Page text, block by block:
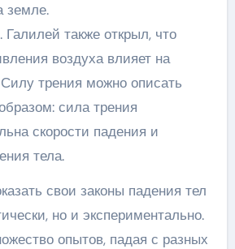
земле.
Галилей также открыл, что
воздуха влияет на
трения можно описать
сила трения
скорости падения и
тела.
свои законы падения тел
но и экспериментально.
опытов, падая с разных